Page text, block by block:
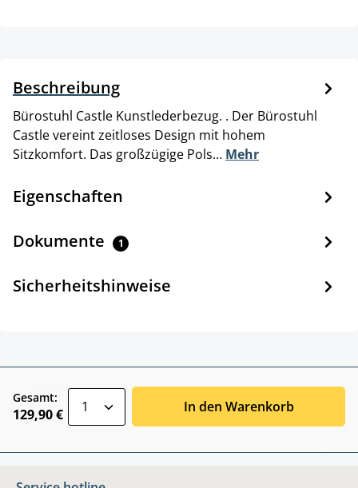
Beschreibung
Bürostuhl Castle Kunstlederbezug. . Der Bürostuhl
Castle vereint zeitloses Design mit hohem
Sitzkomfort. Das großzügige Pols… Mehr
Eigenschaften
Dokumente 1
Sicherheitshinweise
Gesamt:
129,90 € In den Warenkorb